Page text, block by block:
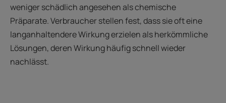
weniger schädlich angesehen als chemische
Präparate. Verbraucher stellen fest, dass sie oft eine
langanhaltendere Wirkung erzielen als herkömmliche
Lösungen, deren Wirkung häufig schnell wieder
nachlässt.